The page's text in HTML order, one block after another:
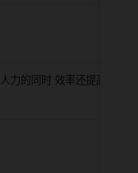
人力的同时 效率还提高了